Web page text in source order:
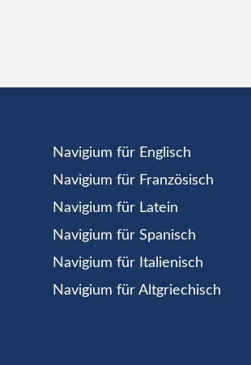
Navigium für Englisch
Navigium für Französisch
Navigium für Latein
Navigium für Spanisch
Navigium für Italienisch
Navigium für Altgriechisch